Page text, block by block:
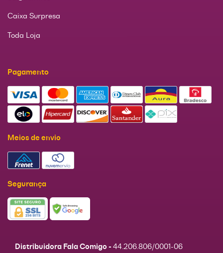
Caixa Surpresa
Toda Loja
Pagamento
Meios de envio
Segurança
Distribuidora Fala Comigo - 44.206.806/0001-06